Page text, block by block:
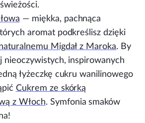
— miękka, pachnąca
aromat podkreślisz dzięki
Migdałz Maroka. By
nieoczywistych, inspirowanych
łyżeczkę cukru wanilinowego
Cukrem ze skórką
z Włoch. Symfonia smaków